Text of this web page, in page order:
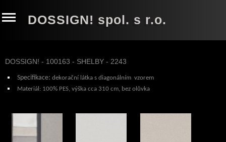
DOSSIGN! spol. s r.o.
DOSSIGN! - 100163 - SHELBY - 2243
Specifikace: dekorační látka s diagonálním vzorem
Materiál: 100% PES, výška cca 310 cm, bez olůvka